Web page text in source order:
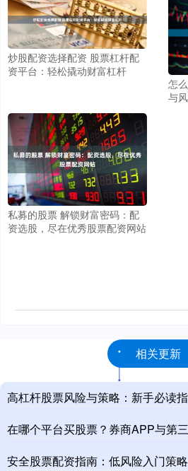
炒股配资选择配资 股票杠杆配
资平台：轻松撬动财富杠杆
怎
与
私募的股票 解锁财富密码：配
资选股，尽在优秀股票配资网站
相关更新
高杠杆股票风险与策略：新手必读
在哪个平台买股票？券商APP与第
安全股票配资指南：低风险入门策略